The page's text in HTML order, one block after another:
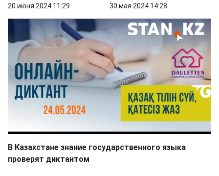
20 июня 2024 11:29 30 мая 2024 14:28
В Казахстане знание государственного языка
проверят диктантом